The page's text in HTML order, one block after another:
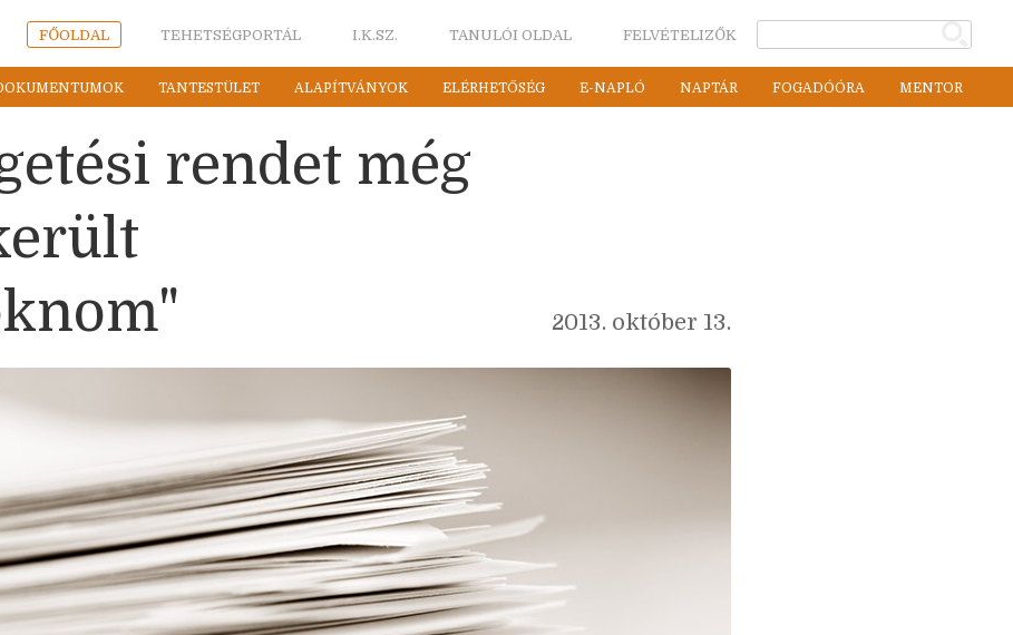
FŐOLDAL TEHETSÉGPORTÁL I.K.SZ. TANULÓI OLDAL FELVÉTELIZŐK
TANTESTÜLET ALAPÍTVÁNYOK ELÉRHETŐSÉG E-NAPLÓ NAPTÁR FOGADÓÓRA MENTOR
rendet még
2013. október 13.